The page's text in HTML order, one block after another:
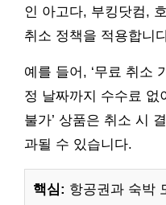
인 아고다, 부킹닷컴,
취소 정책을 적용합니
예를 들어, ‘무료 취소
정 날짜까지 수수료 없
불가’ 상품은 취소 시
과될 수 있습니다.
핵심: 항공권과 숙박